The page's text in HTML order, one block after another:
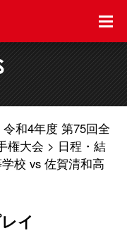
和4年度 第75回全
権大会
日程・結
校 vs 佐賀清和高
イ